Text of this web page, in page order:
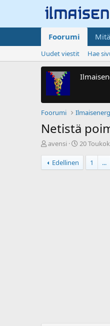
Foorumi
Uudet viestit Hae
Foorumi
Netistä
V
e
s
avensi
A
i
20
Edellinen 1 ...